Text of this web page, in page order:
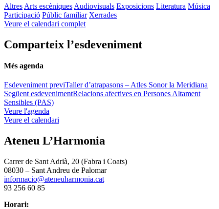
Altres Arts escèniques Audiovisuals Exposicions Literatura Música
Participació Públic familiar Xerrades
Veure el calendari complet
Comparteix l’esdeveniment
Més agenda
Esdeveniment previTaller d’atrapasons – Atles Sonor la Meridiana
Següent esdevenimentRelacions afectives en Persones Altament
Sensibles (PAS)
Veure l'agenda
Veure el calendari
Ateneu L’Harmonia
Carrer de Sant Adrià, 20 (Fabra i Coats)
08030 – Sant Andreu de Palomar
informacio@ateneuharmonia.cat
93 256 60 85
Horari: